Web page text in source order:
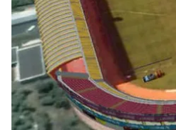
Sizlere daha iyi bir hizmet
Sitemizde kendimize ve
kullanılmaktadır. Bu çerezler
verileriniz işlenmekte olup
toplumu hizmetlerinin sunulması
kullanılmaktadır. Diğer
kılınması ve kişiselleştirilmesi